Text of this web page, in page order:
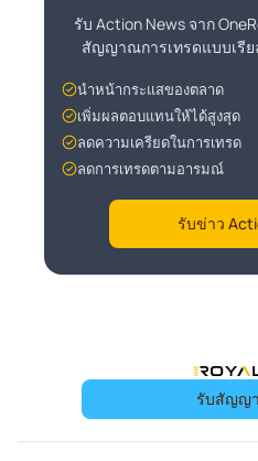
รับ Action News จาก
สัญญาณการเทรดแบบเรี
นำหน้ากระแสของตลาด
เพิ่มผลตอบแทนให้ได้สูงสุด
ลดความเครียดในการเทรด
ลดการเทรดตามอารมณ์
รับข่าว
รับสัญญ